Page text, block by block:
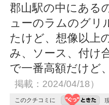
郡山駅の中にある
ューのラムのグリ
たけど、想像以上
み、ソース、付け
で一番高額だけど
掲載：2024/04/18）
このクチコミに